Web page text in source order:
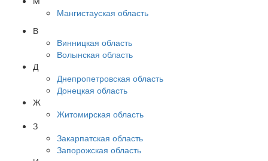
Мангистауская область
В
Винницкая область
Волынская область
Д
Днепропетровская область
Донецкая область
Ж
Житомирская область
З
Закарпатская область
Запорожская область